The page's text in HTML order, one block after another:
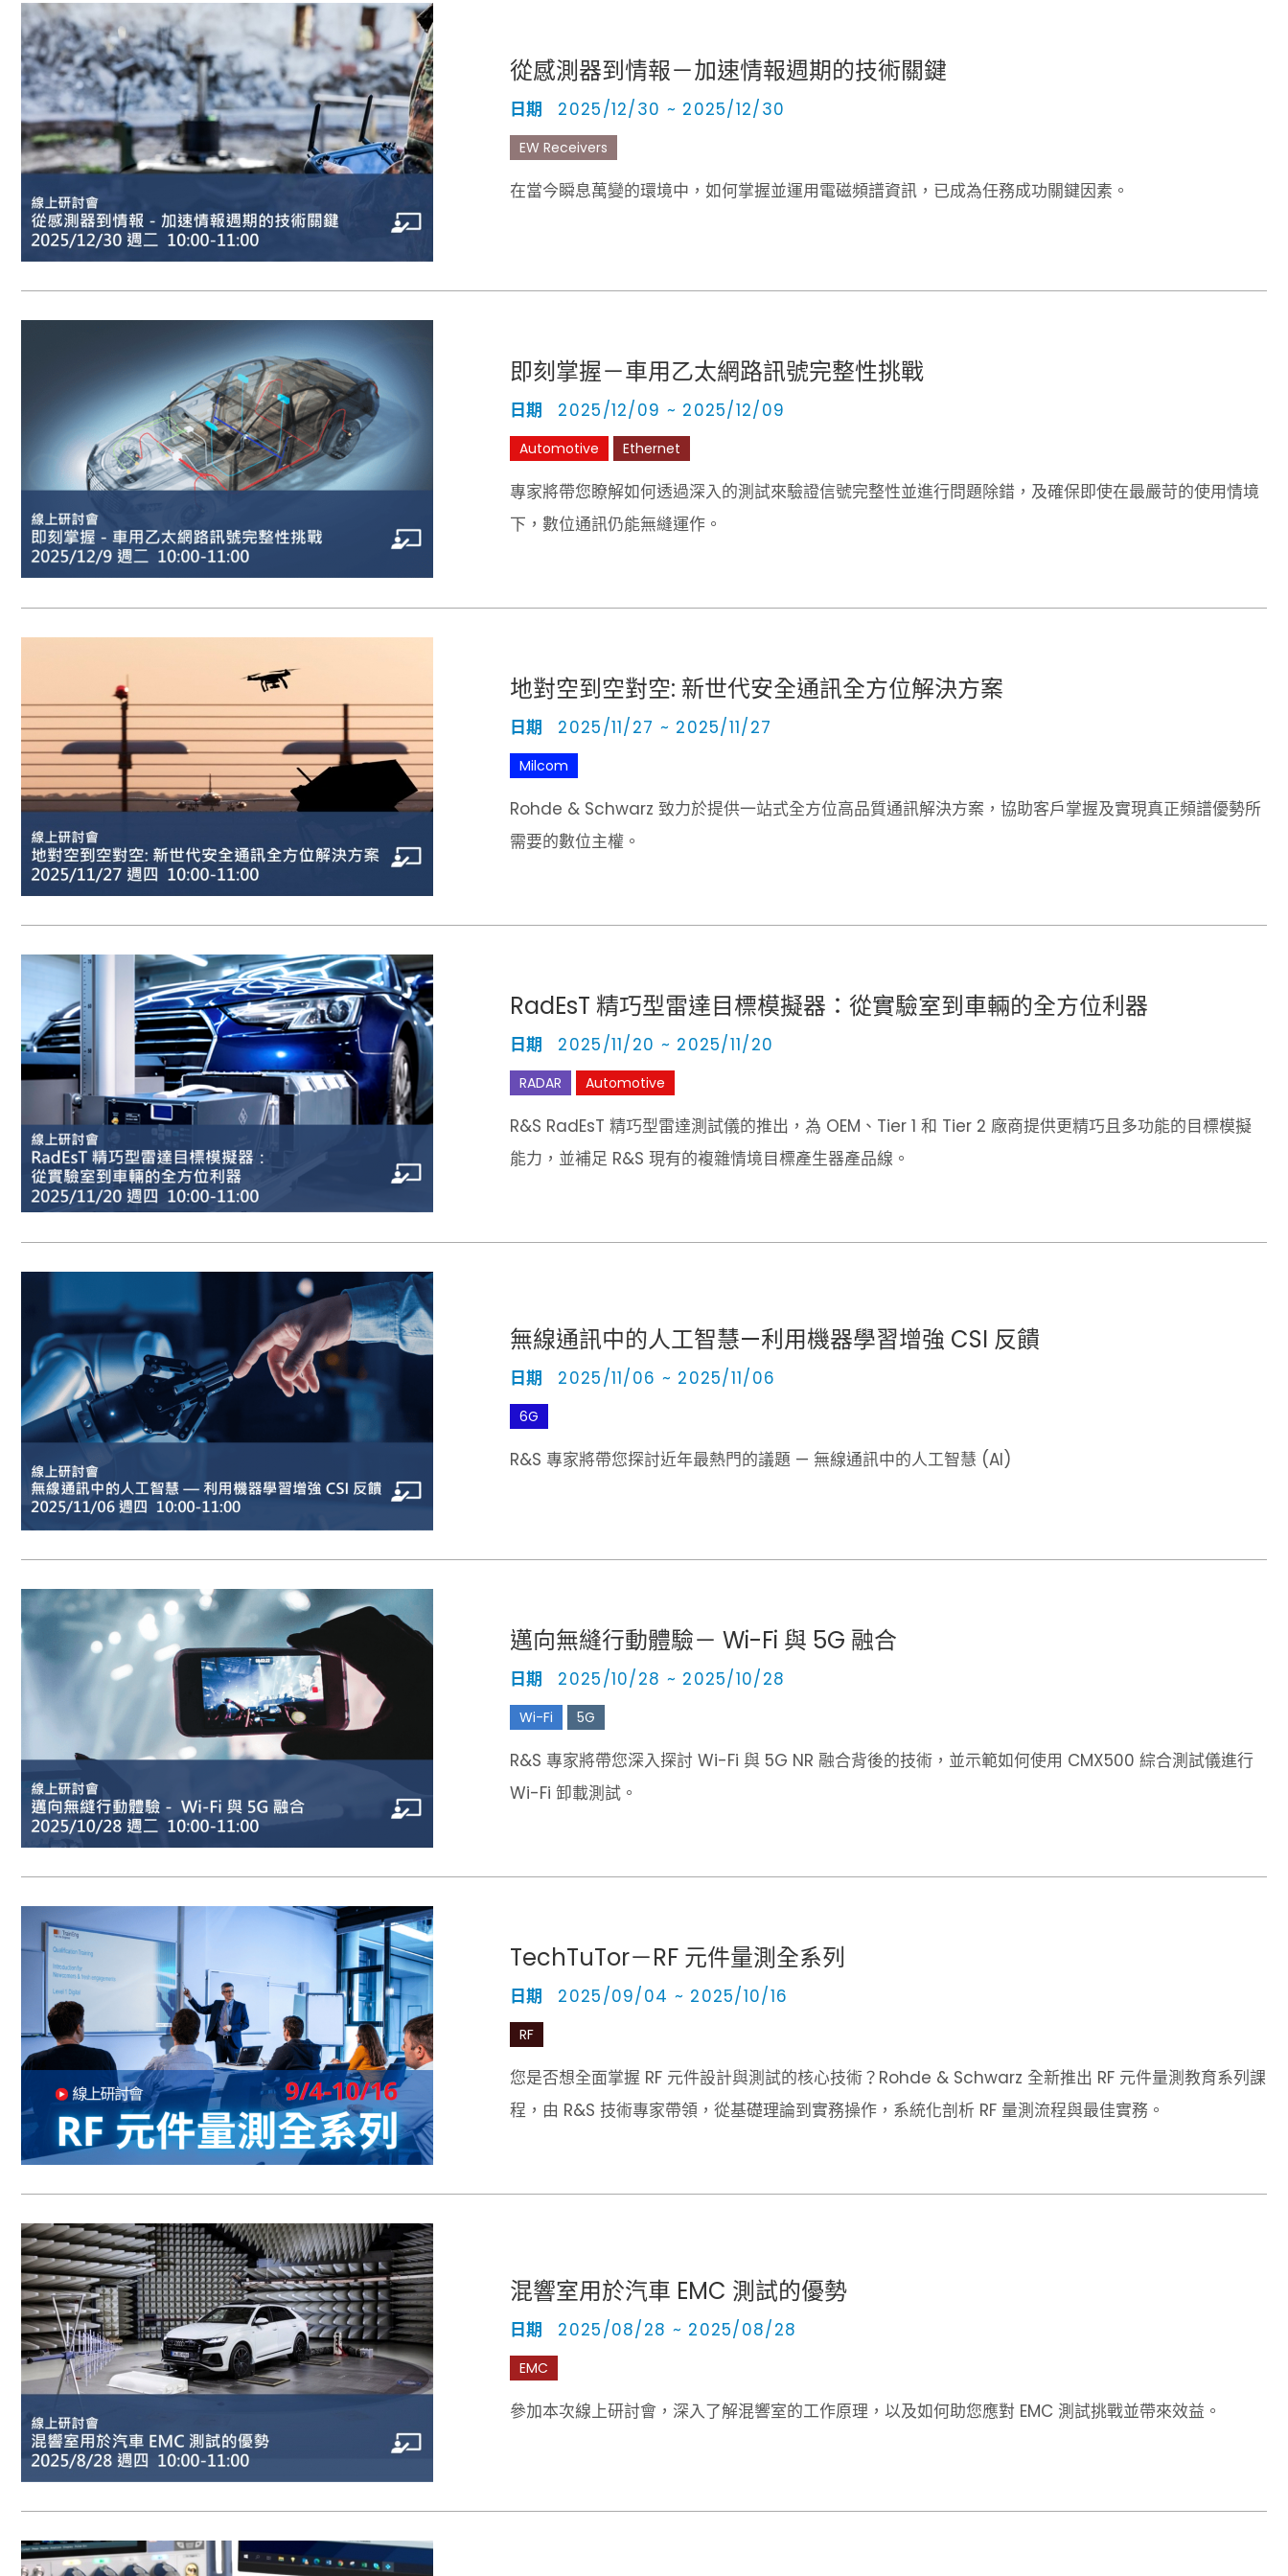
從感測器到情報－加速情報週期的技術關鍵
日期 2025/12/30 ~ 2025/12/30
EW Receivers
在當今瞬息萬變的環境中，如何掌握並運用電磁頻譜資訊，已成為任務成功關鍵因素。
即刻掌握－車用乙太網路訊號完整性挑戰
日期 2025/12/09 ~ 2025/12/09
Automotive Ethernet
專家將帶您瞭解如何透過深入的測試來驗證信號完整性並進行問題除錯，及確保即使在最嚴苛的使用情境
下，數位通訊仍能無縫運作。
地對空到空對空: 新世代安全通訊全方位解決方案
日期 2025/11/27 ~ 2025/11/27
Milcom
Rohde & Schwarz 致力於提供一站式全方位高品質通訊解決方案，協助客戶掌握及實現真正頻譜優勢所
需要的數位主權。
RadEsT 精巧型雷達目標模擬器：從實驗室到車輛的全方位利器
日期 2025/11/20 ~ 2025/11/20
RADAR Automotive
R&S RadEsT 精巧型雷達測試儀的推出，為 OEM、Tier 1 和 Tier 2 廠商提供更精巧且多功能的目標模擬
能力，並補足 R&S 現有的複雜情境目標產生器產品線。
無線通訊中的人工智慧—利用機器學習增強 CSI 反饋
日期 2025/11/06 ~ 2025/11/06
6G
R&S 專家將帶您探討近年最熱門的議題 — 無線通訊中的人工智慧 (AI)
邁向無縫行動體驗－ Wi-Fi 與 5G 融合
日期 2025/10/28 ~ 2025/10/28
Wi-Fi 5G
R&S 專家將帶您深入探討 Wi-Fi 與 5G NR 融合背後的技術，並示範如何使用 CMX500 綜合測試儀進行
Wi-Fi 卸載測試。
TechTuTor－RF 元件量測全系列
日期 2025/09/04 ~ 2025/10/16
RF
您是否想全面掌握 RF 元件設計與測試的核心技術？Rohde & Schwarz 全新推出 RF 元件量測教育系列課
程，由 R&S 技術專家帶領，從基礎理論到實務操作，系統化剖析 RF 量測流程與最佳實務。
混響室用於汽車 EMC 測試的優勢
日期 2025/08/28 ~ 2025/08/28
EMC
參加本次線上研討會，深入了解混響室的工作原理，以及如何助您應對 EMC 測試挑戰並帶來效益。